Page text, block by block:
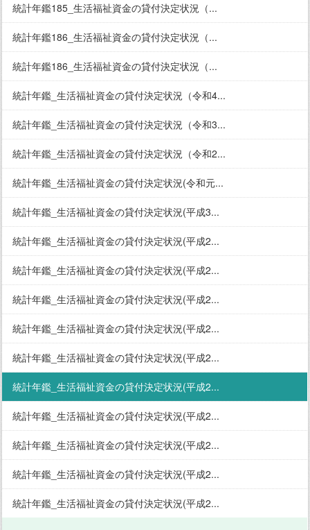
統計年鑑185_生活福祉資金の貸付決定状況（...
統計年鑑186_生活福祉資金の貸付決定状況（...
統計年鑑186_生活福祉資金の貸付決定状況（...
統計年鑑_生活福祉資金の貸付決定状況（令和4...
統計年鑑_生活福祉資金の貸付決定状況（令和3...
統計年鑑_生活福祉資金の貸付決定状況（令和2...
統計年鑑_生活福祉資金の貸付決定状況(令和元...
統計年鑑_生活福祉資金の貸付決定状況(平成3...
統計年鑑_生活福祉資金の貸付決定状況(平成2...
統計年鑑_生活福祉資金の貸付決定状況(平成2...
統計年鑑_生活福祉資金の貸付決定状況(平成2...
統計年鑑_生活福祉資金の貸付決定状況(平成2...
統計年鑑_生活福祉資金の貸付決定状況(平成2...
統計年鑑_生活福祉資金の貸付決定状況(平成2...
統計年鑑_生活福祉資金の貸付決定状況(平成2...
統計年鑑_生活福祉資金の貸付決定状況(平成2...
統計年鑑_生活福祉資金の貸付決定状況(平成2...
統計年鑑_生活福祉資金の貸付決定状況(平成2...